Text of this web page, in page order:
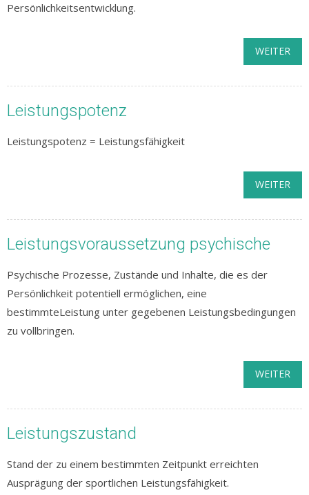
Persönlichkeitsentwicklung.
WEITER
Leistungspotenz
Leistungspotenz = Leistungsfähigkeit
WEITER
Leistungsvoraussetzung psychische
Psychische Prozesse, Zustände und Inhalte, die es der
Persönlichkeit potentiell ermöglichen, eine
bestimmteLeistung unter gegebenen Leistungsbedingungen
zu vollbringen.
WEITER
Leistungszustand
Stand der zu einem bestimmten Zeitpunkt erreichten
Ausprägung der sportlichen Leistungsfähigkeit.